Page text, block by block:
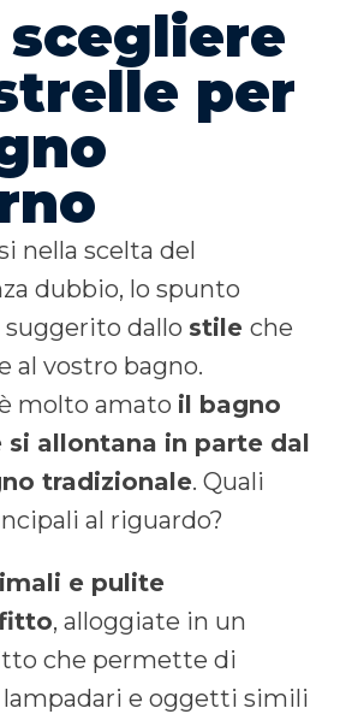
scegliere
per
nella scelta del
dubbio, lo spunto
suggerito dallo stile che
al vostro bagno.
molto amato il bagno
si allontana in parte dal
tradizionale. Quali
al riguardo?
e pulite
, alloggiate in un
che permette di
e oggetti simili